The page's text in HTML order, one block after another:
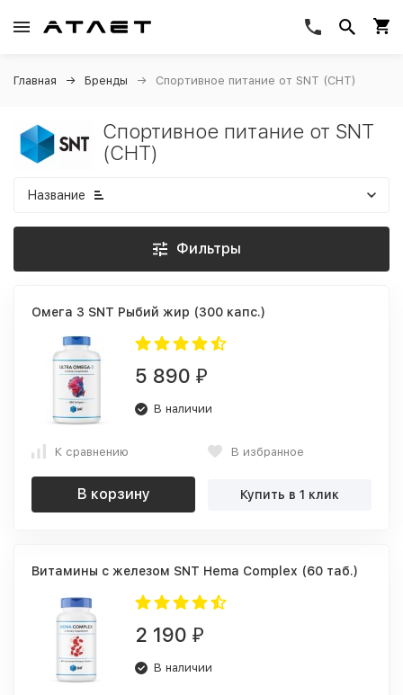
Главная Бренды Спортивное питание от SNT (СНТ)
Спортивное питание от SNT
(СНТ)
Название
Фильтры
Омега 3 SNT Рыбий жир (300 капс.)
5 890 ₽
В наличии
К сравнению В избранное
В корзину Купить в 1 клик
Витамины с железом SNT Hema Complex (60 таб.)
2 190 ₽
В наличии